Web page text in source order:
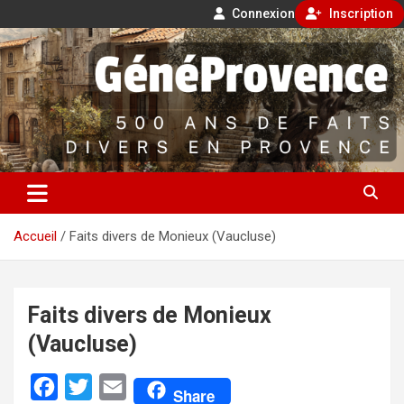
Connexion Inscription
Aller
au
contenu
GénéProvence
500 ans de faits divers en Provence
Accueil Faits divers de Monieux (Vaucluse)
Faits divers de Monieux
(Vaucluse)
E
Share